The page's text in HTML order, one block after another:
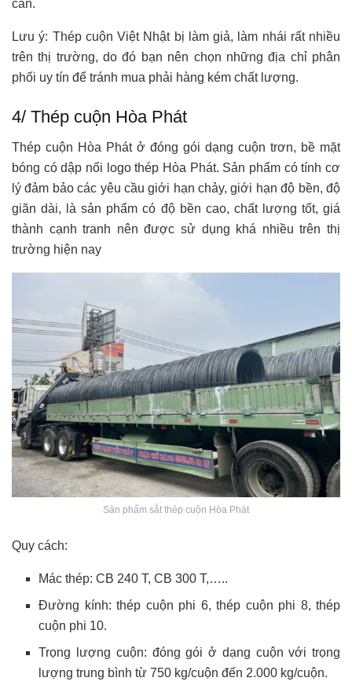
cán.
Lưu ý: Thép cuộn Việt Nhật bị làm giả, làm nhái rất nhiều
trên thị trường, do đó bạn nên chọn những địa chỉ phân
phối uy tín để tránh mua phải hàng kém chất lượng.
4/ Thép cuộn Hòa Phát
Thép cuộn Hòa Phát ở đóng gói dạng cuộn trơn, bề mặt
bóng có dập nổi logo thép Hòa Phát. Sản phẩm có tính cơ
lý đảm bảo các yêu cầu giới hạn chảy, giới hạn độ bền, độ
giãn dài, là sản phẩm có độ bền cao, chất lượng tốt, giá
thành cạnh tranh nên được sử dụng khá nhiều trên thị
trường hiện nay
Sản phẩm sắt thép cuộn Hòa Phát
Quy cách:
Mác thép: CB 240 T, CB 300 T,…..
Đường kính: thép cuộn phi 6, thép cuộn phi 8, thép
cuộn phi 10.
Trọng lượng cuộn: đóng gói ở dạng cuộn với trọng
lượng trung bình từ 750 kg/cuộn đến 2.000 kg/cuộn.